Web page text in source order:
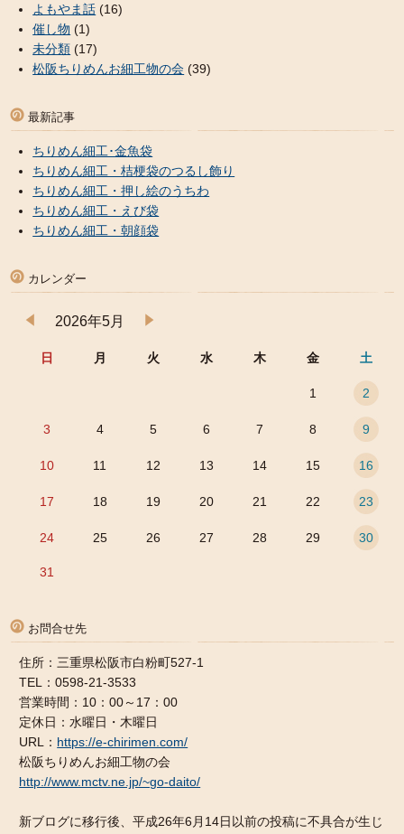
よもやま話 (16)
催し物 (1)
未分類 (17)
松阪ちりめんお細工物の会 (39)
最新記事
ちりめん細工･金魚袋
ちりめん細工・桔梗袋のつるし飾り
ちりめん細工・押し絵のうちわ
ちりめん細工・えび袋
ちりめん細工・朝顔袋
カレンダー
2026年5月
日 月 火 水 木 金 土
1 2
3 4 5 6 7 8 9
10 11 12 13 14 15 16
17 18 19 20 21 22 23
24 25 26 27 28 29 30
31
お問合せ先
住所：三重県松阪市白粉町527-1
TEL：0598-21-3533
営業時間：10：00～17：00
定休日：水曜日・木曜日
URL： https://e-chirimen.com/
松阪ちりめんお細工物の会
http://www.mctv.ne.jp/~go-daito/
新ブログに移行後、平成26年6月14日以前の投稿に不具合が生じ